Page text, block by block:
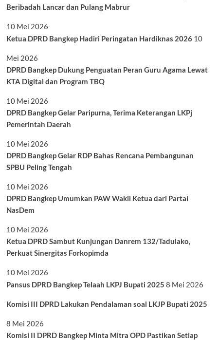
Beribadah Lancar dan Pulang Mabrur
10 Mei 2026
Ketua DPRD Bangkep Hadiri Peringatan Hardiknas 2026 10
Mei 2026
DPRD Bangkep Dukung Penguatan Peran Guru Agama Lewat
KTA Digital dan Program TBQ
10 Mei 2026
DPRD Bangkep Gelar Paripurna, Terima Keterangan LKPj
Pemerintah Daerah
10 Mei 2026
DPRD Bangkep Gelar RDP Bahas Rencana Pembangunan
SPBU Peling Tengah
10 Mei 2026
DPRD Bangkep Umumkan PAW Wakil Ketua dari Partai
NasDem
10 Mei 2026
Ketua DPRD Sambut Kunjungan Danrem 132/Tadulako,
Perkuat Sinergitas Forkopimda
10 Mei 2026
Pansus DPRD Bangkep Telaah LKPJ Bupati 2025 8 Mei 2026
Komisi III DPRD Lakukan Pendalaman soal LKJP Bupati 2025
8 Mei 2026
Komisi II DPRD Bangkep Minta Mitra OPD Pastikan Setiap